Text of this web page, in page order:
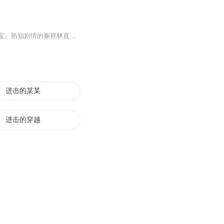
年度最佳爽文最佳反套路文！秦祥林发现自己穿越了，还是穿越到了大话西游里，成为至尊宝。熟知剧情的秦祥林直接就收拾东西准备跑路了。刚出门几步，秦祥林一脚踩死了个蚂蚁，觉醒系统，杀鸡还爆了个神器。从大话西游到洪荒万界，全都是最新的花式套路。坚决打造最强！最爽！最逗！西游洪荒文爽文无敌轻松搞笑逗比忽悠套路...
进击的某某
进击的穿越者